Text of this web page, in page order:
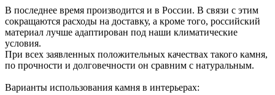
В последнее время производится и в России. В связи с этим
сокращаются расходы на доставку, а кроме того, российский
материал лучше адаптирован под наши климатические
условия.
При всех заявленных положительных качествах такого камня,
по прочности и долговечности он сравним с натуральным.
Варианты использования камня в интерьерах: